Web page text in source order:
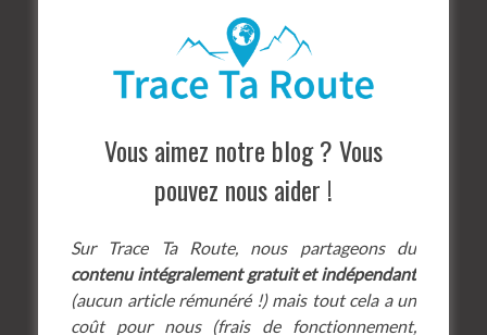
Vous aimez notre blog ? Vous
pouvez nous aider !
Sur Trace Ta Route, nous partageons du
contenu intégralement gratuit et indépendant
(aucun article rémunéré !) mais tout cela a un
coût pour nous (frais de fonctionnement,